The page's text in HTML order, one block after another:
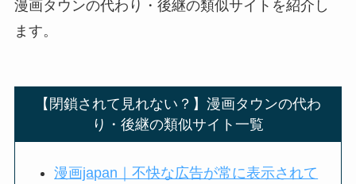
漫画タウンの代わり・後継の類似サイトを紹介し
ます。
【閉鎖されて見れない？】漫画タウンの代わ
り・後継の類似サイト一覧
漫画japan｜不快な広告が常に表示されて